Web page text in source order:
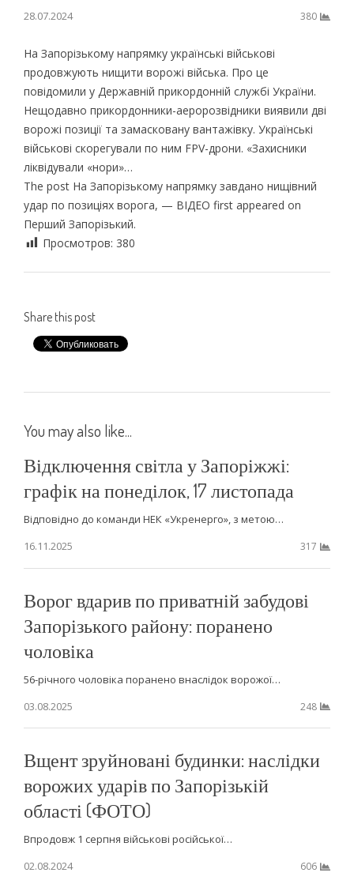
28.07.2024 380
На Запорізькому напрямку українські військові
продовжують нищити ворожі війська. Про це
повідомили у Державній прикордонній службі України.
Нещодавно прикордонники-аеророзвідники виявили дві
ворожі позиції та замасковану вантажівку. Українські
військові скорегували по ним FPV-дрони. «Захисники
ліквідували «нори»…
The post На Запорізькому напрямку завдано нищівний
удар по позиціях ворога, — ВІДЕО first appeared on
Перший Запорiзький.
Просмотров: 380
Share this post
You may also like...
Відключення світла у Запоріжжі:
графік на понеділок, 17 листопада
Відповідно до команди НЕК «Укренерго», з метою…
16.11.2025
317
Ворог вдарив по приватній забудові
Запорізького району: поранено
чоловіка
56-річного чоловіка поранено внаслідок ворожої…
03.08.2025
248
Вщент зруйновані будинки: наслідки
ворожих ударів по Запорізькій
області (ФОТО)
Впродовж 1 серпня військові російської…
02.08.2024
606